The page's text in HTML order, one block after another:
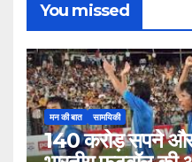
You missed
मन की बात सामयिकी
140 करोड़ सपने और